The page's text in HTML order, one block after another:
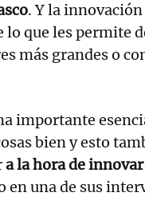
. Y la innovación
lo que les permite
más grandes o
importante
bien y esto
a la hora de innovar
en una de sus